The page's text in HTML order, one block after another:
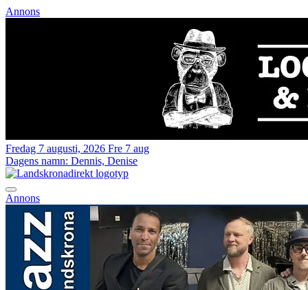
Annons
Fredag 7 augusti, 2026 Fre 7 aug
Dagens namn: Dennis, Denise
Annons